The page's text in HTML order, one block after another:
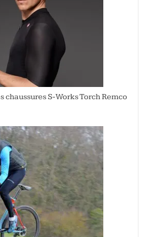
chaussures S-Works Torch Remco